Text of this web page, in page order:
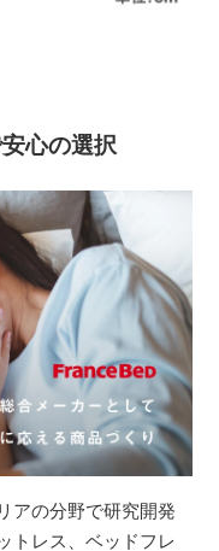
心の選択
アの分野で研究開発
トレス、ベッドフレ